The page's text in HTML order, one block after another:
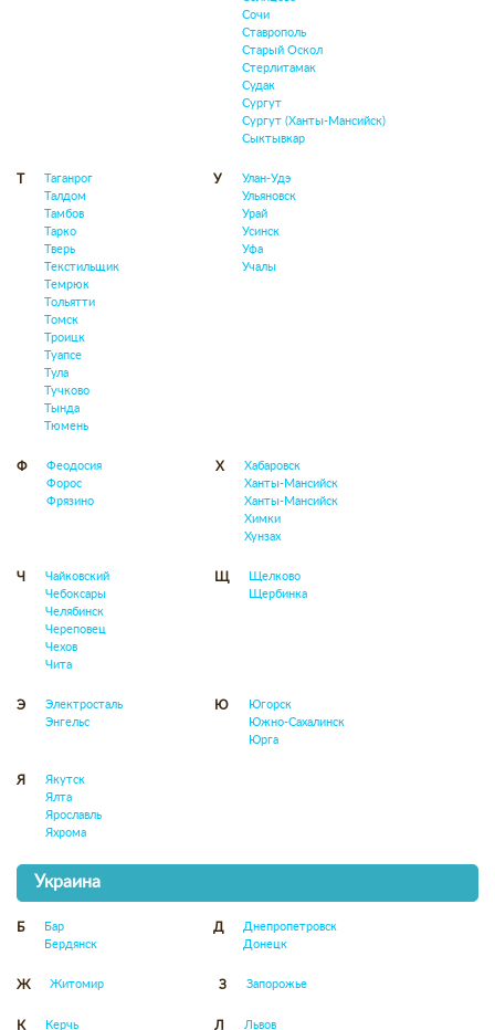
Сочи
Ставрополь
Старый Оскол
Стерлитамак
Судак
Сургут
Сургут (Ханты-Мансийск)
Сыктывкар
Таганрог
Талдом
Тамбов
Тарко
Тверь
Текстильщик
Темрюк
Тольятти
Томск
Троицк
Туапсе
Тула
Тучково
Тында
Тюмень
У
Улан-Удэ
Ульяновск
Урай
Усинск
Уфа
Учалы
Ф
Феодосия
Форос
Фрязино
Х
Хабаровск
Ханты-Мансийск
Ханты-Мансийск
Химки
Хунзах
Ч
Чайковский
Чебоксары
Челябинск
Череповец
Чехов
Чита
Щ
Щелково
Щербинка
Э
Электросталь
Энгельс
Ю
Югорск
Южно-Сахалинск
Юрга
Я
Якутск
Ялта
Ярославль
Яхрома
Украина
Б
Бар
Бердянск
Д
Днепропетровск
Донецк
Ж Житомир З Запорожье
К
Керчь
Л Львов